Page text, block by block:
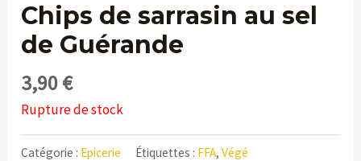
Chips de sarrasin au sel
de Guérande
3,90€
Rupture de stock
Catégorie : Epicerie Étiquettes : FFA,Végé